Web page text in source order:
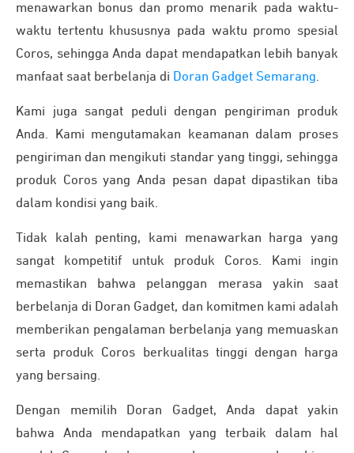
menawarkan bonus dan promo menarik pada waktu-
waktu tertentu khususnya pada waktu promo spesial
Coros, sehingga Anda dapat mendapatkan lebih banyak
manfaat saat berbelanja di Doran Gadget Semarang.
Kami juga sangat peduli dengan pengiriman produk
Anda. Kami mengutamakan keamanan dalam proses
pengiriman dan mengikuti standar yang tinggi, sehingga
produk Coros yang Anda pesan dapat dipastikan tiba
dalam kondisi yang baik.
Tidak kalah penting, kami menawarkan harga yang
sangat kompetitif untuk produk Coros. Kami ingin
memastikan bahwa pelanggan merasa yakin saat
berbelanja di Doran Gadget, dan komitmen kami adalah
memberikan pengalaman berbelanja yang memuaskan
serta produk Coros berkualitas tinggi dengan harga
yang bersaing.
Dengan memilih Doran Gadget, Anda dapat yakin
bahwa Anda mendapatkan yang terbaik dalam hal